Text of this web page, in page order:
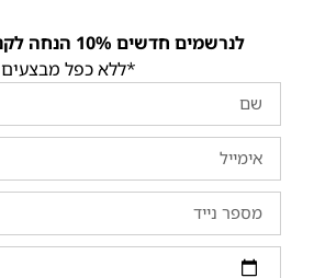
לנרשמים חדשים 10% הנחה לקנייה הראשונה!
*ללא כפל מבצעים